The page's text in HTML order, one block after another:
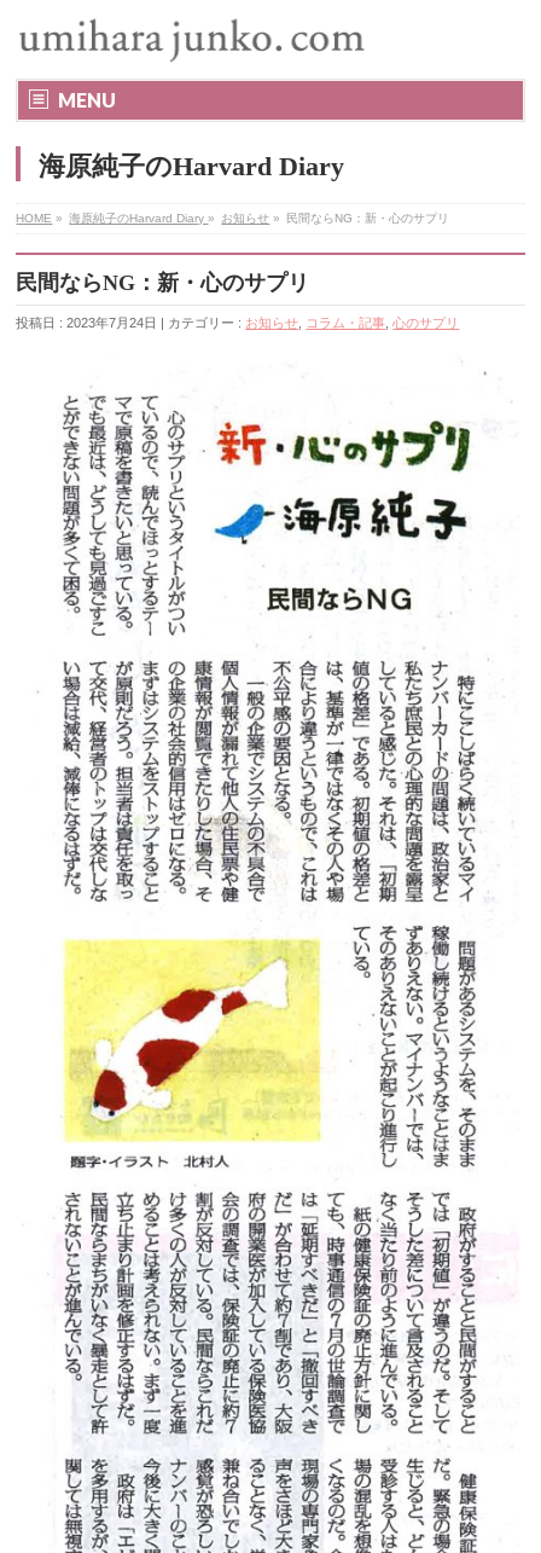
MENU
海原純子のHarvard Diary
HOME » 海原純子のHarvard Diary» お知らせ » 民間ならNG：新・心のサプリ
民間ならNG：新・心のサプリ
投稿日 : 2023年7月24日 | カテゴリー : お知らせ コラム・記事 ,心のサプリ